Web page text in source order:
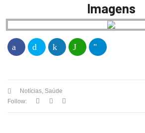
Imagens
Notícias, Saúde
Follow: